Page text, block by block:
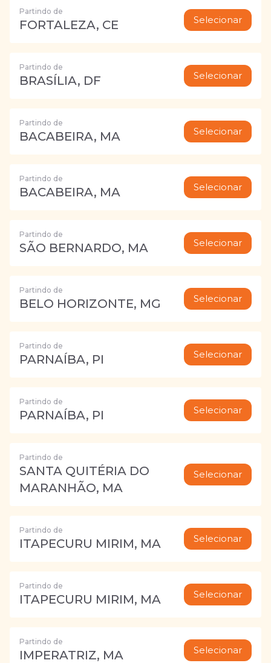
Partindo de
FORTALEZA, CE Selecionar
Partindo de
BRASÍLIA, DF Selecionar
Partindo de
BACABEIRA, MA Selecionar
Partindo de
BACABEIRA, MA Selecionar
Partindo de
SÃO BERNARDO, MA Selecionar
Partindo de
BELO HORIZONTE, MG Selecionar
Partindo de
PARNAÍBA, PI Selecionar
Partindo de
PARNAÍBA, PI Selecionar
Partindo de
SANTA QUITÉRIA DO
MARANHÃO, MA
Selecionar
Partindo de
ITAPECURU MIRIM, MA Selecionar
Partindo de
ITAPECURU MIRIM, MA Selecionar
Partindo de
IMPERATRIZ, MA Selecionar